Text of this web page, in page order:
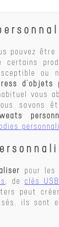
pouvez
certains
ou
d’objets
vous
savons
pour les
, de clés
peut
ils sont